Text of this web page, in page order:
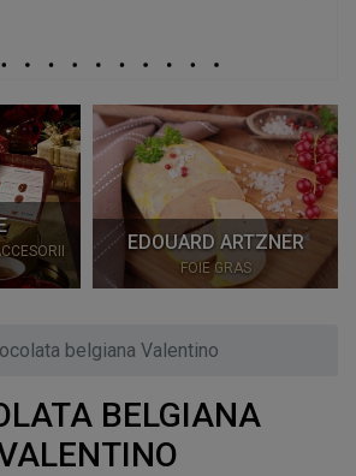
HARDY
IL CAFFÃ¨ DI MILANO
belgiana Valentino
BELGIANA